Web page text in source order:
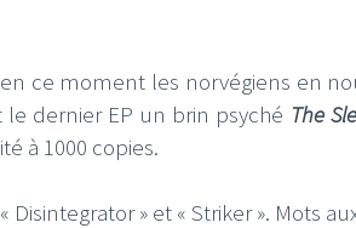
ce moment les norvégiens en
le dernier EP un brin psyché The
à 1000 copies.
Disintegrator » et « Striker ». Mots